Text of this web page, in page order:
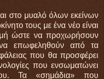
στο μυαλό όλων εκείνων
τους με ένα νέο είναι
ώστε να προχωρήσουν
να επωφεληθούν από τα
που θα προσφέρει
που ενσωματώνει
Τα «σημάδια» που